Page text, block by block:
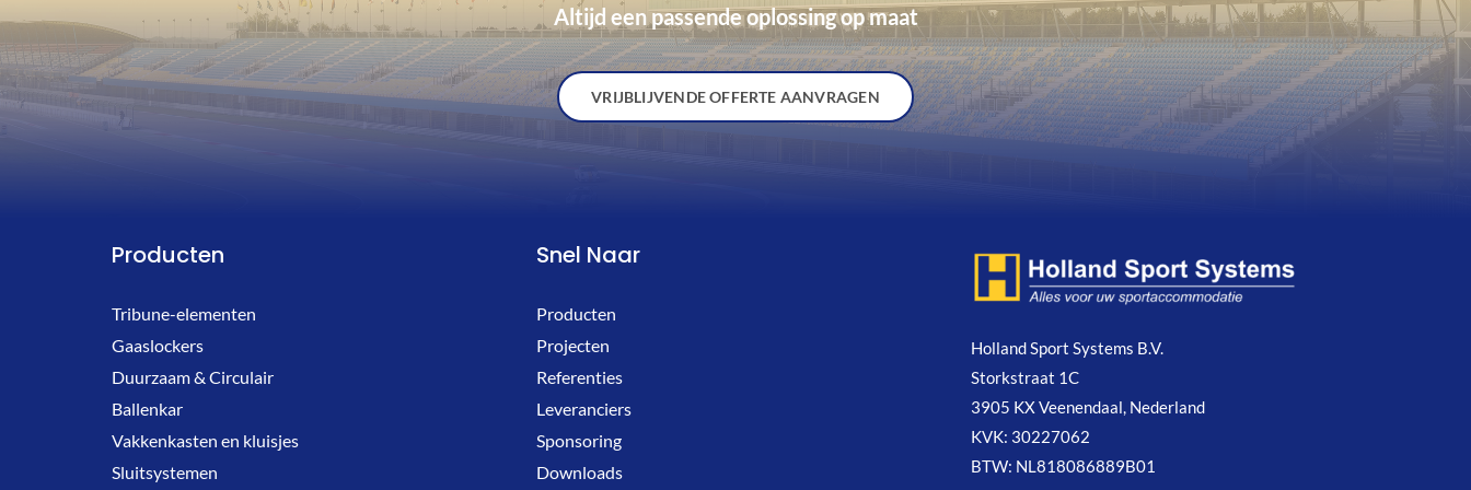
Altijd een passende oplossing op maat
VRIJBLIJVENDE OFFERTE AANVRAGEN
Producten
Tribune-elementen
Gaaslockers
Duurzaam & Circulair
Ballenkar
Vakkenkasten en kluisjes
Sluitsystemen
Snel Naar
Producten
Projecten
Referenties
Leveranciers
Sponsoring
Downloads
Holland Sport Systems B.V.
Storkstraat 1C
3905 KX Veenendaal, Nederland
KVK: 30227062
BTW: NL818086889B01